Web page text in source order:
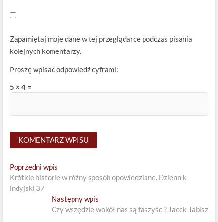
Zapamiętaj moje dane w tej przeglądarce podczas pisania
kolejnych komentarzy.
Proszę wpisać odpowiedź cyframi:
5 × 4 =
Nawigacja
wpisu
Poprzedni wpisPrevious
post:
Krótkie historie w różny sposób opowiedziane. Dziennik
indyjski 37
Następny wpis
post:
Czy wszędzie wokół nas są faszyści? Jacek Tabisz